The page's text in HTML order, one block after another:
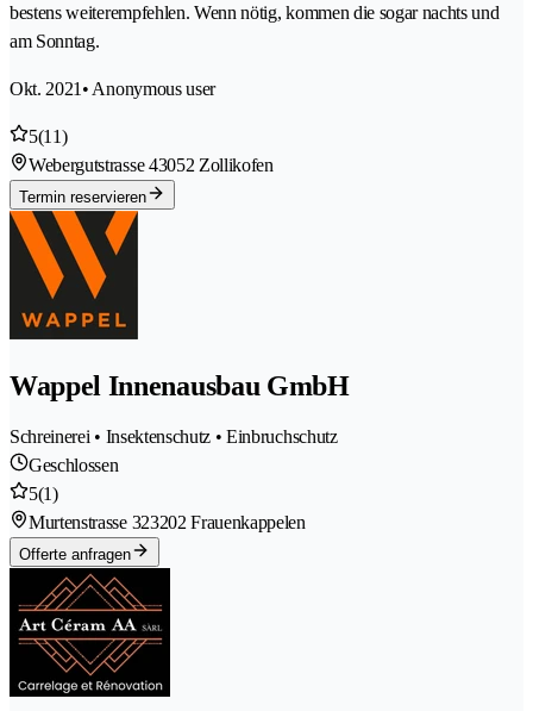
bestens weiterempfehlen. Wenn nötig, kommen die sogar nachts und
am Sonntag.
Okt. 2021 • Anonymous user
5(11)
Webergutstrasse 43052 Zollikofen
Termin reservieren
Wappel Innenausbau GmbH
Schreinerei • Insektenschutz • Einbruchschutz
Geschlossen
5(1)
Murtenstrasse 323202 Frauenkappelen
Offerte anfragen